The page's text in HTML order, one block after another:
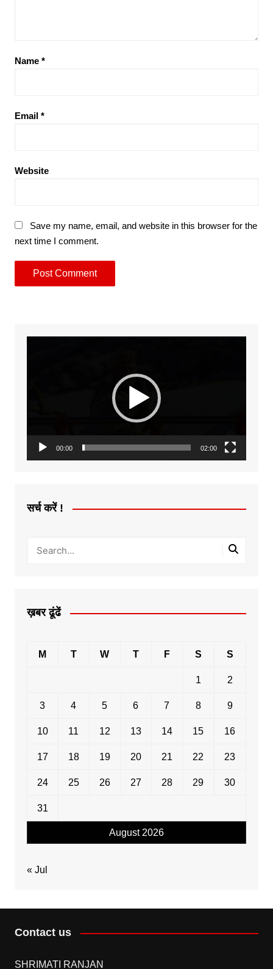
Name *
Email *
Website
Save my name, email, and website in this browser for the
next time I comment.
00:00 02:00
सर्च करें !
ख़बर ढूंढें
August 2026
M T W T F S S
1 2
3 4 5 6 7 8 9
10 11 12 13 14 15 16
17 18 19 20 21 22 23
24 25 26 27 28 29 30
31
« Jul
Contact us
SHRIMATI RANJAN